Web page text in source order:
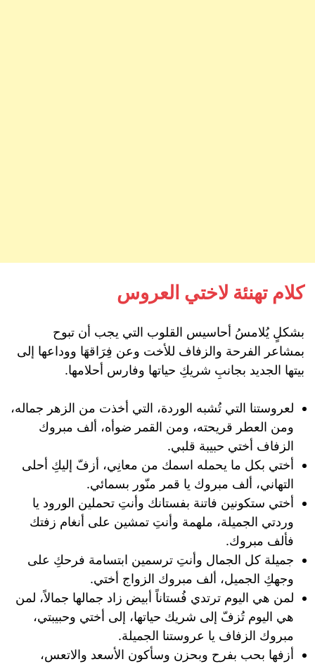
كلام تهنئة لاختي العروس
بشكلٍ يُلامسُ أحاسيس القلوب التي يجب أن تبوح
بمشاعر الفرحة والزفاف للأخت وعن فِرَاقهَا ووداعها إلى
بيتها الجديد بجانبِ شريكِ حياتها وفارس أحلامها.
لعروستنا التي تُشبه الوردة، التي أخذت من الزهر جماله،
ومن العطر قريحته، ومن القمر ضوأه، ألف مبروك
الزفاف أختي حبيبة قلبي.
أختي بكل ما يحمله اسمك من معانِي، أزفّ إليكِ أحلى
التهاني، ألف مبروك يا قمر منّور بسمائي.
أختي ستكونين فاتنة بفستانك وأنتِ تحملين الورود يا
وردتي الجميلة، ملهمة وأنتِ تمشين على أنغام زفتك
فألف مبروك.
جميلة كل الجمال وأنتِ ترسمين ابتسامة فرحكِ على
وجهكِ الجميل، ألف مبروك الزواج أختي.
لمن هي اليوم ترتدي فُستاناً أبيض زاد جمالها جمالاً، لمن
هي اليوم تُزفّ إلى شريك حياتها، إلى أختي وحبيبتي،
مبروك الزفاف يا عروستنا الجميلة.
أزفها بحب بفرح وبحزن وسأكون الأسعد والاتعس،